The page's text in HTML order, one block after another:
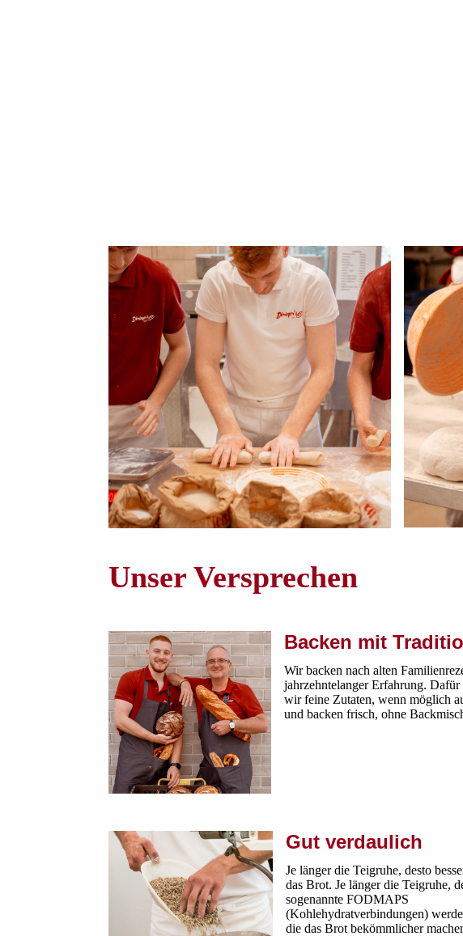
Unser Versprechen
Backen mit
Wir backen nach alten
jahrzehntelanger Erfahrung. Dafür
wir feine Zutaten, wenn möglich
und backen frisch, ohne
Gut verdaulich
Je länger die Teigruhe, desto
das Brot. Je länger die Teigruhe,
sogenannte FODMAPS
(Kohlehydratverbindungen)
die das Brot bekömmlicher